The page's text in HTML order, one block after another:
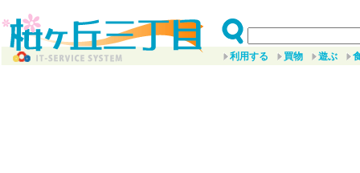
利用する 買物 遊ぶ